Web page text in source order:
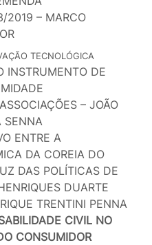
2019 – MARCO
TECNOLÓGICA
INSTRUMENTO DE
– JOÃO
SENNA
ENTRE A
DA COREIA DO
DAS POLÍTICAS DE
DUARTE
TRENTINI PENNA
CIVIL NO
CONSUMIDOR